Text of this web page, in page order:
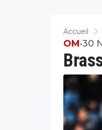
Accueil
OM•30